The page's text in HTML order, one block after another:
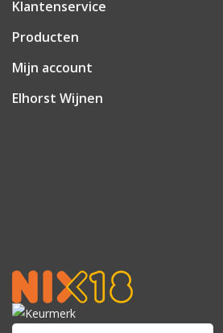
Klantenservice
Producten
Mijn account
Elhorst Wijnen